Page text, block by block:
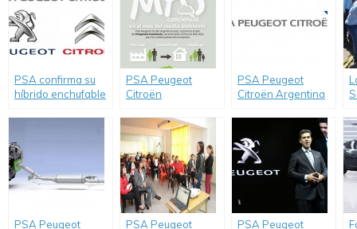
PSA confirma su
híbrido enchufable
PSA Peugeot
Citroën
el medio ambiente
PSA Peugeot
Citroën Argentina
Sustentable
PSA Peugeot
PSA Peugeot PSA Peugeot